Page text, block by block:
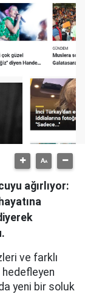
ağırlıyor:
ve farklı
hedefleyen
yeni bir soluk